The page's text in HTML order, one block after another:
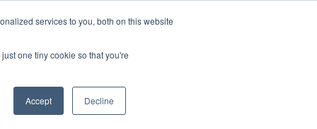
services to you, both on this website
one tiny cookie so that you're
Accept Decline
eaque ipsa quae ab illo inventore
dicta sunt explicabo. Nemo enim